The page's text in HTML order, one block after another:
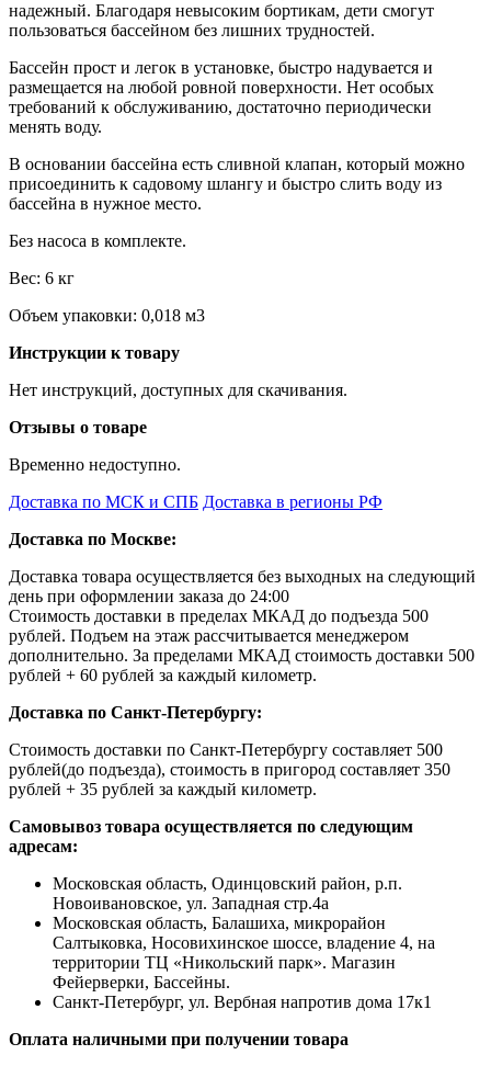
надежный. Благодаря невысоким бортикам, дети смогут
пользоваться бассейном без лишних трудностей.
Бассейн прост и легок в установке, быстро надувается и
размещается на любой ровной поверхности. Нет особых
требований к обслуживанию, достаточно периодически
менять воду.
В основании бассейна есть сливной клапан, который можно
присоединить к садовому шлангу и быстро слить воду из
бассейна в нужное место.
Без насоса в комплекте.
Вес: 6 кг
Объем упаковки: 0,018 м3
Инструкции к товару
Нет инструкций, доступных для скачивания.
Отзывы о товаре
Временно недоступно.
Доставка по МСК и СПБ Доставка в регионы РФ
Доставка по Москве:
Доставка товара осуществляется без выходных на следующий
день при оформлении заказа до 24:00
Стоимость доставки в пределах МКАД до подъезда 500
рублей. Подъем на этаж рассчитывается менеджером
дополнительно. За пределами МКАД стоимость доставки 500
рублей + 60 рублей за каждый километр.
Доставка по Санкт-Петербургу:
Стоимость доставки по Санкт-Петербургу составляет 500
рублей(до подъезда), стоимость в пригород составляет 350
рублей + 35 рублей за каждый километр.
Самовывоз товара осуществляется по следующим
адресам:
Московская область, Одинцовский район, р.п.
Новоивановское, ул. Западная стр.4a
Московская область, Балашиха, микрорайон
Салтыковка, Носовихинское шоссе, владение 4, на
территории ТЦ «Никольский парк». Магазин
Фейерверки, Бассейны.
Санкт-Петербург, ул. Вербная напротив дома 17к1
Оплата наличными при получении товара